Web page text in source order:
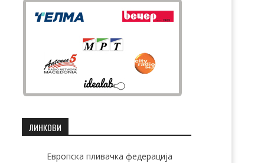
ЛИНКОВИ
Европска пливачка федерација